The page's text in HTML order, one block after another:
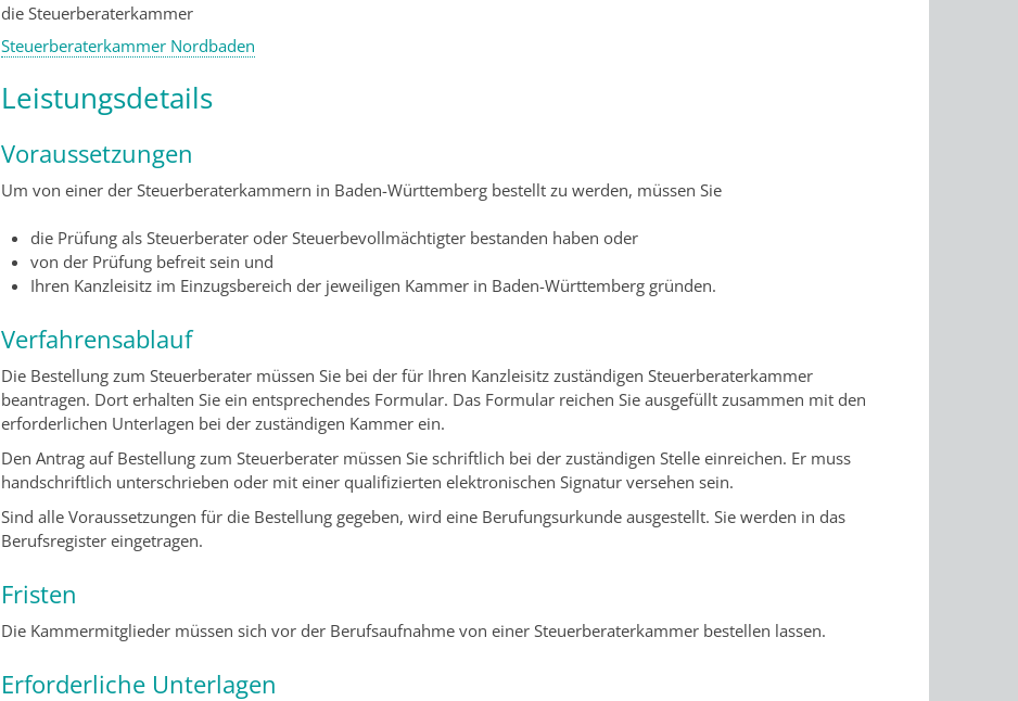
die Steuerberaterkammer
Steuerberaterkammer Nordbaden
Leistungsdetails
Voraussetzungen
Um von einer der Steuerberaterkammern in Baden-Württemberg bestellt zu werden, müssen Sie
die Prüfung als Steuerberater oder Steuerbevollmächtigter bestanden haben oder
von der Prüfung befreit sein und
Ihren Kanzleisitz im Einzugsbereich der jeweiligen Kammer in Baden-Württemberg gründen.
Verfahrensablauf
Die Bestellung zum Steuerberater müssen Sie bei der für Ihren Kanzleisitz zuständigen Steuerberaterkammer
beantragen. Dort erhalten Sie ein entsprechendes Formular. Das Formular reichen Sie ausgefüllt zusammen mit den
erforderlichen Unterlagen bei der zuständigen Kammer ein.
Den Antrag auf Bestellung zum Steuerberater müssen Sie schriftlich bei der zuständigen Stelle einreichen. Er muss
handschriftlich unterschrieben oder mit einer qualifizierten elektronischen Signatur versehen sein.
Sind alle Voraussetzungen für die Bestellung gegeben, wird eine Berufungsurkunde ausgestellt. Sie werden in das
Berufsregister eingetragen.
Fristen
Die Kammermitglieder müssen sich vor der Berufsaufnahme von einer Steuerberaterkammer bestellen lassen.
Erforderliche Unterlagen